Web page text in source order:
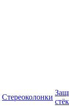
Стереоколонки